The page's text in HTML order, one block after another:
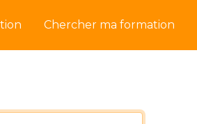
Chercher ma formation